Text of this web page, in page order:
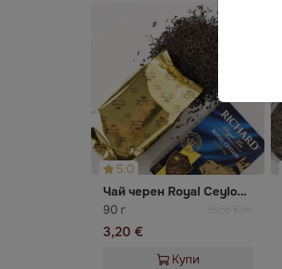
5.0
Чай черен Royal Ceylon Richard
90 г 35,56 €/кг
3,20 €
Купи